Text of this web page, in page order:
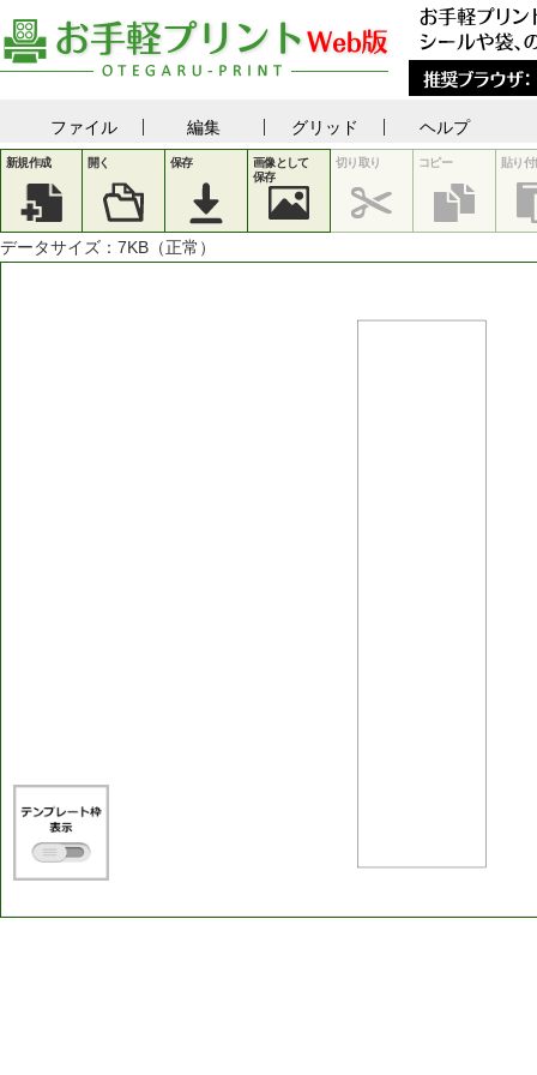
ファイル 編集 グリッド ヘルプ
新規作成 開く 保存
画像として
保存
切り取り コピー 貼り付
データサイズ： 7KB（正常）